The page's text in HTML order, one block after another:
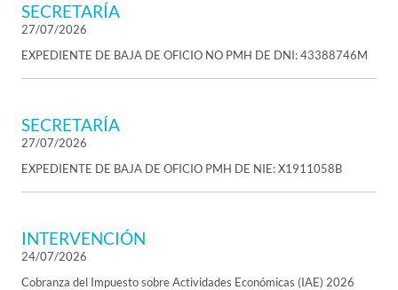
SECRETARÍA
27/07/2026
EXPEDIENTE DE BAJA DE OFICIO NO PMH DE DNI: 43388746M
SECRETARÍA
27/07/2026
EXPEDIENTE DE BAJA DE OFICIO PMH DE NIE: X1911058B
INTERVENCIÓN
24/07/2026
Cobranza del Impuesto sobre Actividades Económicas (IAE) 2026